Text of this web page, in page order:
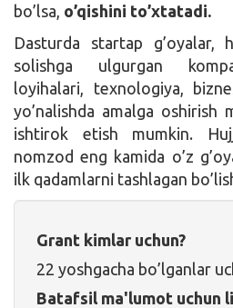
bo’lsa, o’qishini to’xtatadi.
Dasturda startap g’oyalar,
solishga ulgurgan
loyihalari, texnologiya,
yo’nalishda amalga oshirish
ishtirok etish mumkin.
nomzod eng kamida o’z
ilk qadamlarni tashlagan
Grant kimlar uchun?
22 yoshgacha bo’lganlar
Batafsil ma'lumot uchun